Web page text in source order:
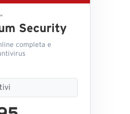
Security
completa e